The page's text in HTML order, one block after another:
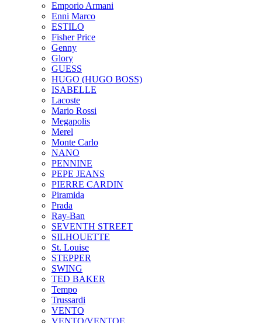
Emporio Armani
Enni Marco
ESTILO
Fisher Price
Genny
Glory
GUESS
HUGO (HUGO BOSS)
ISABELLE
Lacoste
Mario Rossi
Megapolis
Merel
Monte Carlo
NANO
PENNINE
PEPE JEANS
PIERRE CARDIN
Piramida
Prada
Ray-Ban
SEVENTH STREET
SILHOUETTE
St. Louise
STEPPER
SWING
TED BAKER
Tempo
Trussardi
VENTO
VENTO/VENTOE